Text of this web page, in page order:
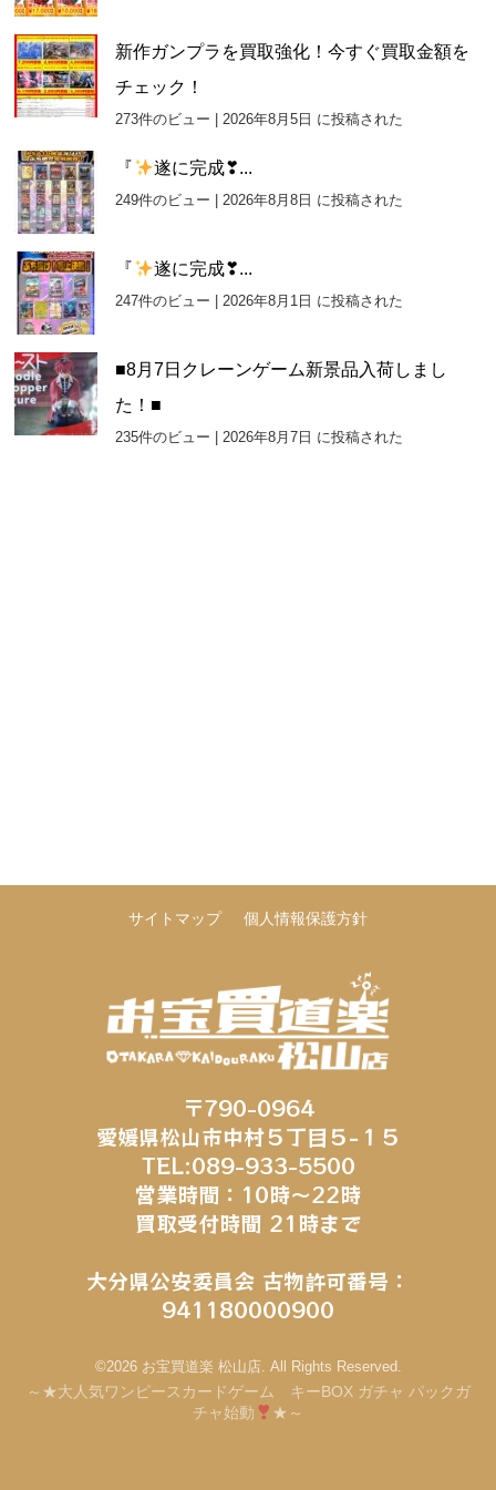
新作ガンプラを買取強化！今すぐ買取金額を
チェック！
273件のビュー |2026年8月5日 に投稿された
『 遂に完成❣...
249件のビュー |2026年8月8日 に投稿された
『 遂に完成❣...
247件のビュー |2026年8月1日 に投稿された
■8月7日クレーンゲーム新景品入荷しまし
た！■
235件のビュー |2026年8月7日 に投稿された
サイトマップ 個人情報保護方針
〒790-0964
愛媛県松山市中村５丁目５−１５
TEL:089-933-5500
営業時間：10時～22時
買取受付時間 21時まで
大分県公安委員会 古物許可番号：
941180000900
©2026 お宝買道楽 松山店. All Rights Reserved.
～★大人気ワンピースカードゲーム キーBOX ガチャ パックガ
チャ始動
★～